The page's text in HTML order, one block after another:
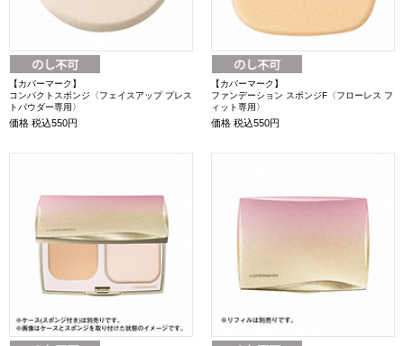
【カバーマーク】
コンパクトスポンジ〈フェイスアップ プレス
トパウダー専用〉
価格 税込550円
【カバーマーク】
ファンデーション スポンジF〈フローレス フ
ィット専用〉
価格 税込550円